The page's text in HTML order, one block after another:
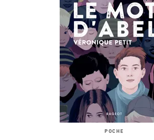
POCHE